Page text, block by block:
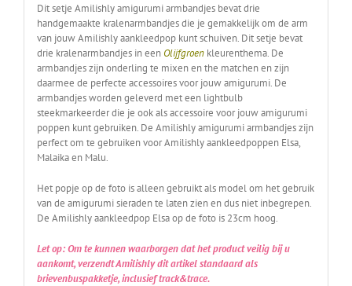
Dit setje Amilishly amigurumi armbandjes bevat drie
handgemaakte kralenarmbandjes die je gemakkelijk om de arm
van jouw Amilishly aankleedpop kunt schuiven. Dit setje bevat
drie kralenarmbandjes in een Olijfgroenkleurenthema. De
armbandjes zijn onderling te mixen en the matchen en zijn
daarmee de perfecte accessoires voor jouw amigurumi. De
armbandjes worden geleverd met een lightbulb
steekmarkeerder die je ook als accessoire voor jouw amigurumi
poppen kunt gebruiken. De Amilishly amigurumi armbandjes zijn
perfect om te gebruiken voor Amilishly aankleedpoppen Elsa,
Malaika en Malu.
Het popje op de foto is alleen gebruikt als model om het gebruik
van de amigurumi sieraden te laten zien en dus niet inbegrepen.
De Amilishly aankleedpop Elsa op de foto is 23cm hoog.
Let op: Om te kunnen waarborgen dat het product veilig bij u
aankomt, verzendt Amilishly dit artikel standaard als
brievenbuspakketje, inclusief track&trace.